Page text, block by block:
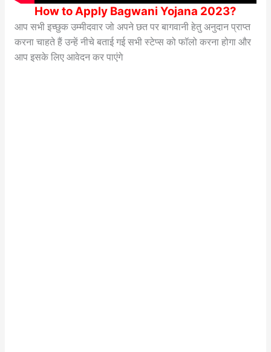
How to Apply Bagwani Yojana 2023?
आप सभी इच्छुक उम्मीदवार जो अपने छत पर बागवानी हेतु अनुदान प्राप्त
करना चाहते हैं उन्हें नीचे बताई गई सभी स्टेप्स को फॉलो करना होगा और
आप इसके लिए आवेदन कर पाएंगे